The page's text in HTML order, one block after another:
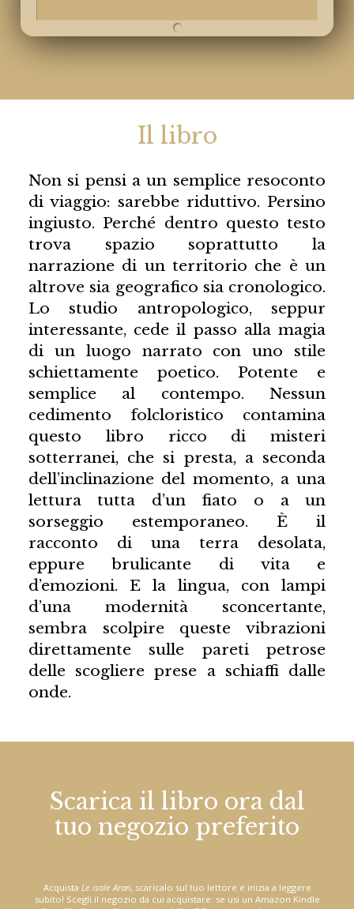
Il libro
Non si pensi a un semplice resoconto
di viaggio: sarebbe riduttivo. Persino
ingiusto. Perché dentro questo testo
trova spazio soprattutto la
narrazione di un territorio che è un
altrove sia geografico sia cronologico.
Lo studio antropologico, seppur
interessante, cede il passo alla magia
di un luogo narrato con uno stile
schiettamente poetico. Potente e
semplice al contempo. Nessun
cedimento folcloristico contamina
questo libro ricco di misteri
sotterranei, che si presta, a seconda
dell’inclinazione del momento, a una
lettura tutta d’un fiato o a un
sorseggio estemporaneo. È il
racconto di una terra desolata,
eppure brulicante di vita e
d’emozioni. E la lingua, con lampi
d’una modernità sconcertante,
sembra scolpire queste vibrazioni
direttamente sulle pareti petrose
delle scogliere prese a schiaffi dalle
onde.
Scarica il libro ora dal
tuo negozio preferito
Acquista Le isole Aran, scaricalo sul tuo lettore e inizia a leggere
subito! Scegli il negozio da cui acquistare: se usi un Amazon Kindle